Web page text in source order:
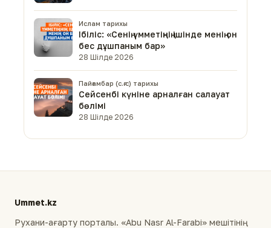
Ислам тарихы
Ібіліс: «Сенің үмметіңнің ішінде менің он
бес дұшпаным бар»
28 Шілде 2026
Пайғамбар (с.ғ.с) тарихы
Сейсенбі күніне арналған салауат
бөлімі
28 Шілде 2026
Ummet.kz
Рухани-ағарту порталы. «Abu Nasr Al-Farabi» мешітінің